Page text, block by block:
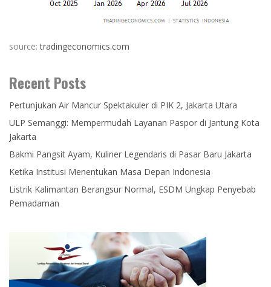
source:tradingeconomics.com
Recent Posts
Pertunjukan Air Mancur Spektakuler di PIK 2, Jakarta Utara
ULP Semanggi: Mempermudah Layanan Paspor di Jantung Kota
Jakarta
Bakmi Pangsit Ayam, Kuliner Legendaris di Pasar Baru Jakarta
Ketika Institusi Menentukan Masa Depan Indonesia
Listrik Kalimantan Berangsur Normal, ESDM Ungkap Penyebab
Pemadaman